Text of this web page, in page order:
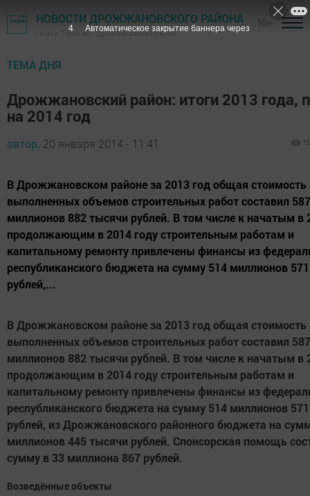
НОВОСТИ ДРОЖЖАНОВСКОГО РАЙОНА
Газета "Туган як" - Дрожжановский район
ТЕМА ДНЯ
Дрожжановский район: итоги 2013 года,
на 2014 год
автор, 20 января 2014 - 11:41
В Дрожжановском районе за 2013 год общая стоимость
выполненных объемов строительных работ составил 587
миллионов 882 тысячи рублей. В том числе к начатым в
продолжающим в 2014 году строительным работам и
капитальному ремонту привлечены финансы из
республиканского бюджета на сумму 514 миллионов
рублей,...
В Дрожжановском районе за 2013 год общая стоимость
выполненных объемов строительных работ составил 587
миллионов 882 тысячи рублей. В том числе к начатым в
продолжающим в 2014 году строительным работам и
капитальному ремонту привлечены финансы из
республиканского бюджета на сумму 514 миллионов
рублей, из Дрожжановского районного бюджета на
миллионов 445 тысячи рублей. Спонсорская помощь
сумму в 33 миллиона 867 рублей.
Возведённые объекты
3 Автоматическое закрытие баннера через